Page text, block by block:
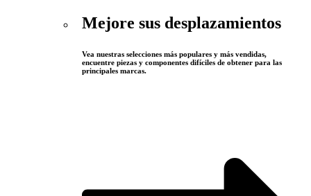
Mejore sus desplazamientos
Vea nuestras selecciones más populares y más vendidas,
encuentre piezas y componentes difíciles de obtener para las
principales marcas.